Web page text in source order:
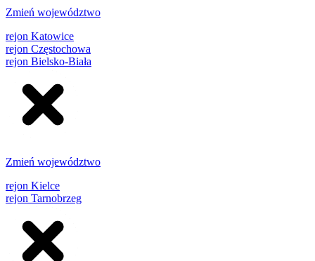
Zmień województwo
rejon Katowice
rejon Częstochowa
rejon Bielsko-Biała
Zmień województwo
rejon Kielce
rejon Tarnobrzeg